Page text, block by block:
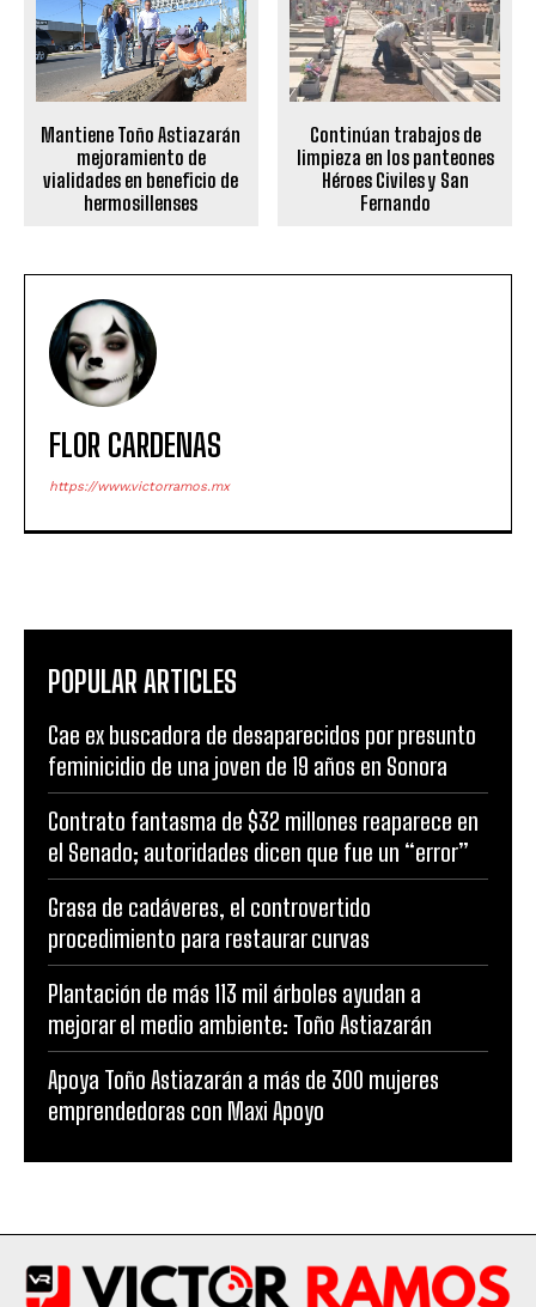
Mantiene Toño Astiazarán
mejoramiento de
vialidades en beneficio de
hermosillenses
Continúan trabajos de
limpieza en los panteones
Héroes Civiles y San
Fernando
FLOR CARDENAS
https://www.victorramos.mx
POPULAR ARTICLES
Cae ex buscadora de desaparecidos por presunto
feminicidio de una joven de 19 años en Sonora
Contrato fantasma de $32 millones reaparece en
el Senado; autoridades dicen que fue un “error”
Grasa de cadáveres, el controvertido
procedimiento para restaurar curvas
Plantación de más 113 mil árboles ayudan a
mejorar el medio ambiente: Toño Astiazarán
Apoya Toño Astiazarán a más de 300 mujeres
emprendedoras con Maxi Apoyo